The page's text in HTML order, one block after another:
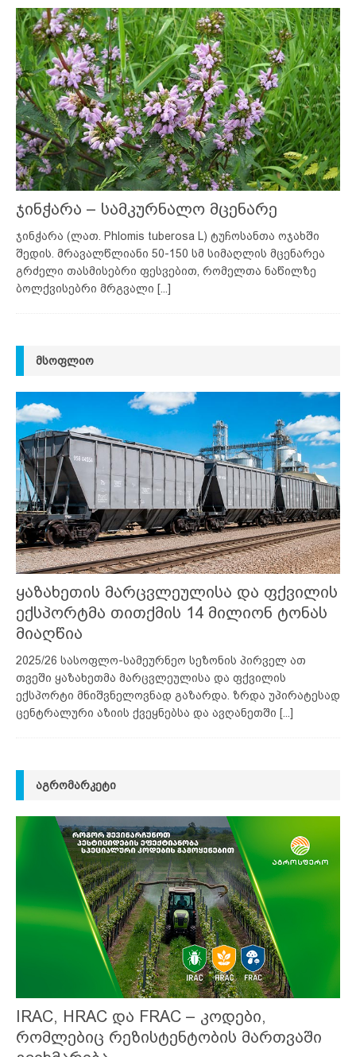
ჯინჭარა – სამკურნალო მცენარე
ჯინჭარა (ლათ. Phlomis tuberosa L) ტუჩოსანთა ოჯახში
შედის. მრავალწლიანი 50-150 სმ სიმაღლის მცენარეა
გრძელი თასმისებრი ფესვებით, რომელთა ნაწილზე
ბოლქვისებრი მრგვალი [...]
ᲛᲡᲝᲤᲚᲘᲝ
ყაზახეთის მარცვლეულისა და ფქვილის
ექსპორტმა თითქმის 14 მილიონ ტონას
მიაღწია
2025/26 სასოფლო-სამეურნეო სეზონის პირველ ათ
თვეში ყაზახეთმა მარცვლეულისა და ფქვილის
ექსპორტი მნიშვნელოვნად გაზარდა. ზრდა უპირატესად
ცენტრალური აზიის ქვეყნებსა და ავღანეთში [...]
ᲐᲒᲠᲝᲛᲐᲠᲙᲔᲢᲘ
IRAC, HRAC და FRAC – კოდები,
რომლებიც რეზისტენტობის მართვაში